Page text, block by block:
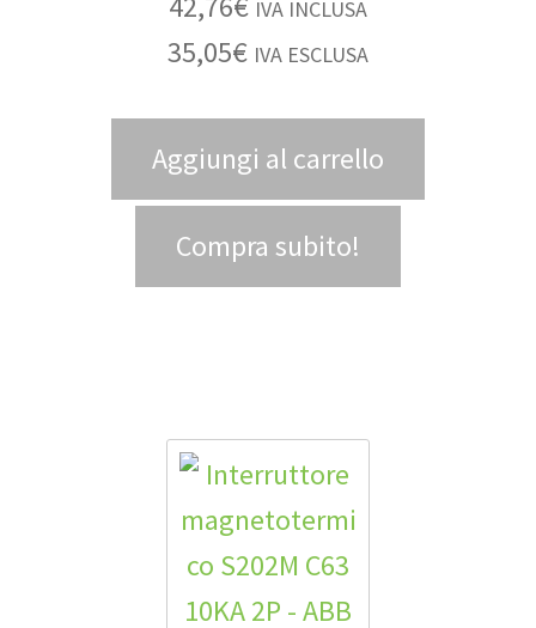
IVA INCLUSA
35,05€ IVA ESCLUSA
Aggiungi al carrello
Compra subito!